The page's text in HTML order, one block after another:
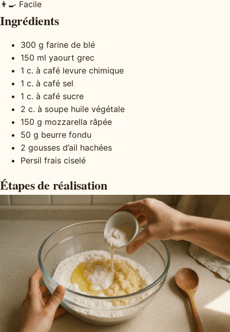
👩‍🍳 Facile
Ingrédients
300 g farine de blé
150 ml yaourt grec
1 c. à café levure chimique
1 c. à café sel
1 c. à café sucre
2 c. à soupe huile végétale
150 g mozzarella râpée
50 g beurre fondu
2 gousses d’ail hachées
Persil frais ciselé
Étapes de réalisation